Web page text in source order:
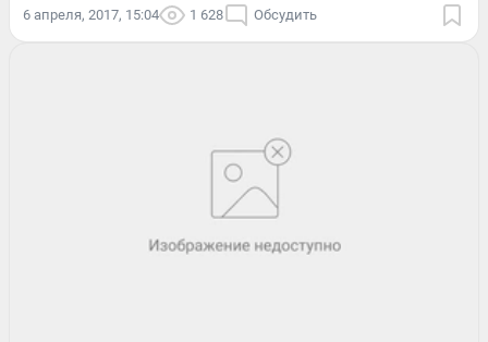
6 апреля, 2017, 15:04 1 628 Обсудить